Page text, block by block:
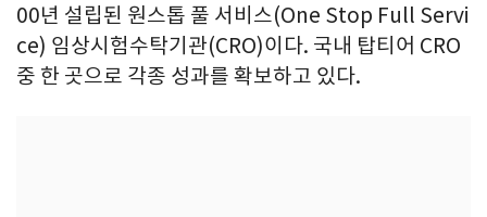
00년 설립된 원스톱 풀 서비스(One Stop Full Servi
ce) 임상시험수탁기관(CRO)이다. 국내 탑티어 CRO
중 한 곳으로 각종 성과를 확보하고 있다.